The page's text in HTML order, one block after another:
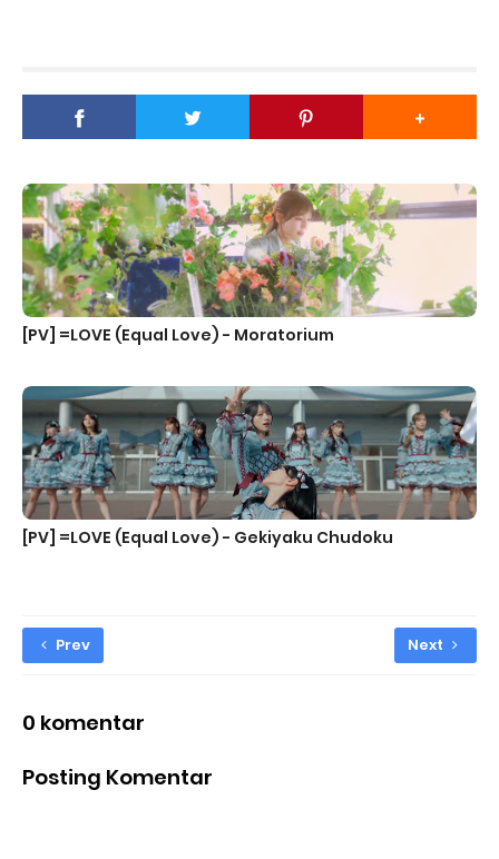
[PV] =LOVE (Equal Love) - Moratorium
[PV] =LOVE (Equal Love) - Gekiyaku Chudoku
Prev Next
0 komentar
Posting Komentar